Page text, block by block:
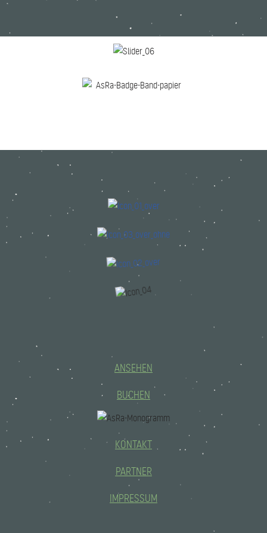
ANSEHEN
BUCHEN
KONTAKT
PARTNER
IMPRESSUM